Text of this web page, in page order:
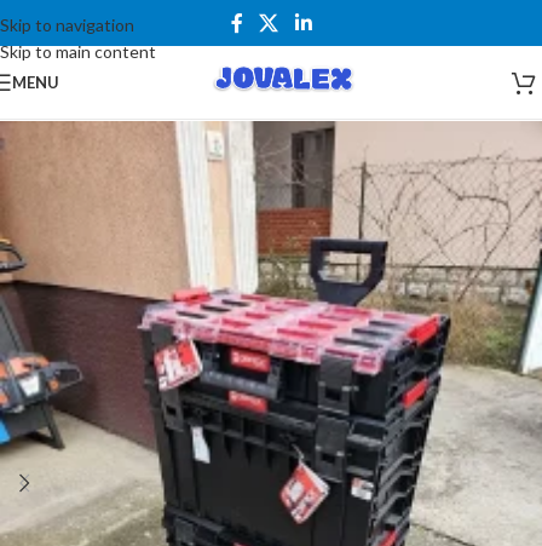
Skip to navigation
Skip to main content
MENU